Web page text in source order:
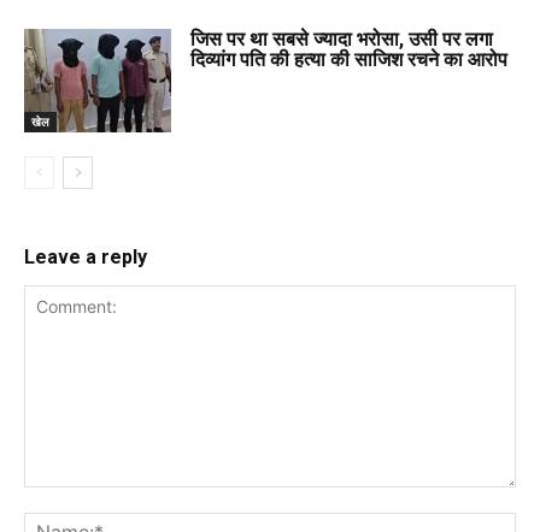
खेल
जिस पर था सबसे ज्यादा भरोसा, उसी पर लगा
दिव्यांग पति की हत्या की साजिश रचने का आरोप
Leave a reply